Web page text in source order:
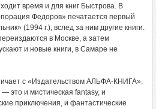
время и для книг Быстрова. В
Федоров» печатается первый
(1994 г.), вслед за ним другие книги.
в Москве, а затем
и новые книги, в Самаре не
с «Издательством АЛЬФА-КНИГА».
это и мистическая fantasy, и
приключения, и фантастические